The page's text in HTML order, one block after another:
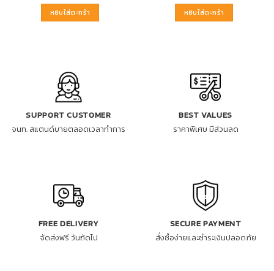
หยิบใส่ตะกร้า หยิบใส่ตะกร้า
SUPPORT CUSTOMER
จนท. สแตนด์บายตลอดเวลาทำการ
BEST VALUES
ราคาพิเศษ มีส่วนลด
FREE DELIVERY
จัดส่งฟรี วันถัดไป
SECURE PAYMENT
สั่งซื้อง่ายและชำระเงินปลอดภัย